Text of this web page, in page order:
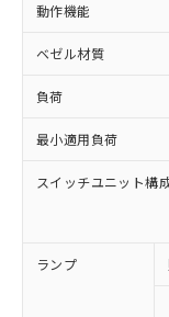
動作機能
ベゼル材質
負荷
最小適用負荷
スイッチユニット構
ランプ